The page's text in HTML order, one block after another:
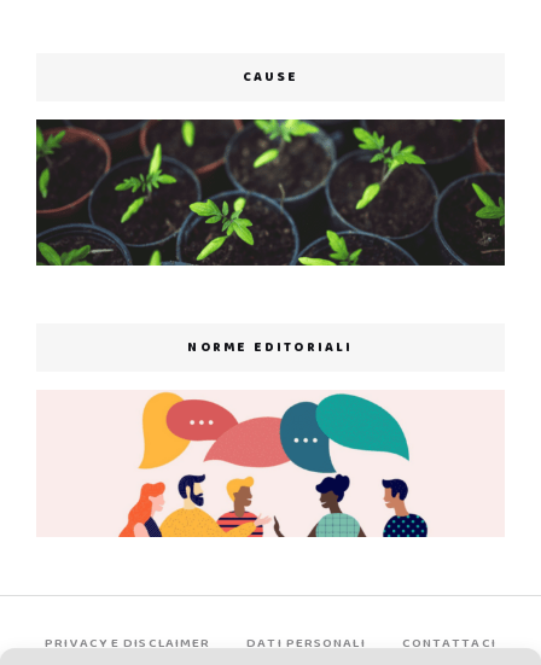
CAUSE
NORME EDITORIALI
PRIVACY E DISCLAIMER DATI PERSONALI CONTATTACI